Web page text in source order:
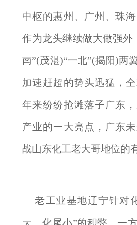
中枢的惠州、广州、珠
作为龙头继续做大做强外
南”(茂湛)“一北”(揭阳)两
加速赶超的势头迅猛，
年来纷纷抢滩落子广东
产业的一大亮点，广东
战山东化工老大哥地位的
老工业基地辽宁针对
大、化尾小”的积弊，一